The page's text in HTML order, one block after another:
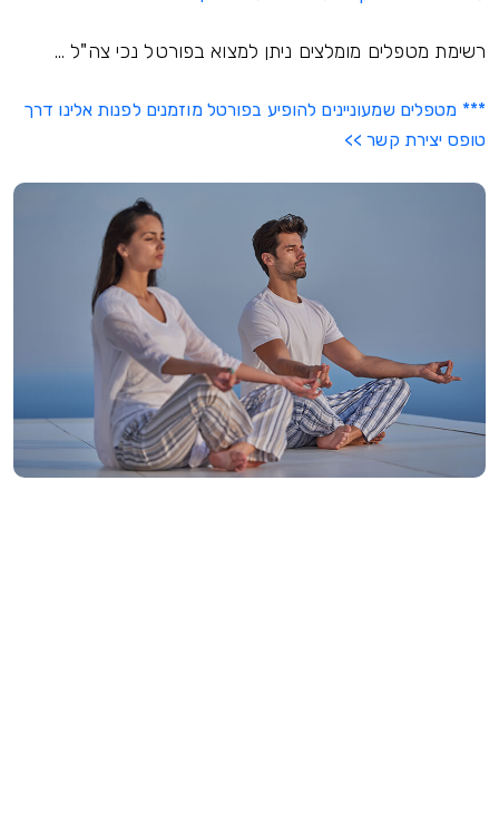
רשימת מטפלים מומלצים ניתן למצוא בפורטל נכי צה"ל ...
*** מטפלים שמעוניינים להופיע בפורטל מוזמנים לפנות אלינו דרך
טופס יצירת קשר >>